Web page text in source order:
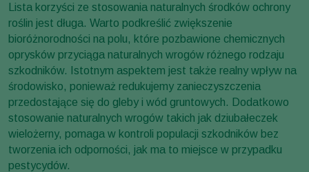
Lista korzyści ze stosowania naturalnych środków ochrony
roślin jest długa. Warto podkreślić zwiększenie
bioróżnorodności na polu, które pozbawione chemicznych
oprysków przyciąga naturalnych wrogów różnego rodzaju
szkodników. Istotnym aspektem jest także realny wpływ na
środowisko, ponieważ redukujemy zanieczyszczenia
przedostające się do gleby i wód gruntowych. Dodatkowo
stosowanie naturalnych wrogów takich jak dziubałeczek
wielożerny, pomaga w kontroli populacji szkodników bez
tworzenia ich odporności, jak ma to miejsce w przypadku
pestycydów.